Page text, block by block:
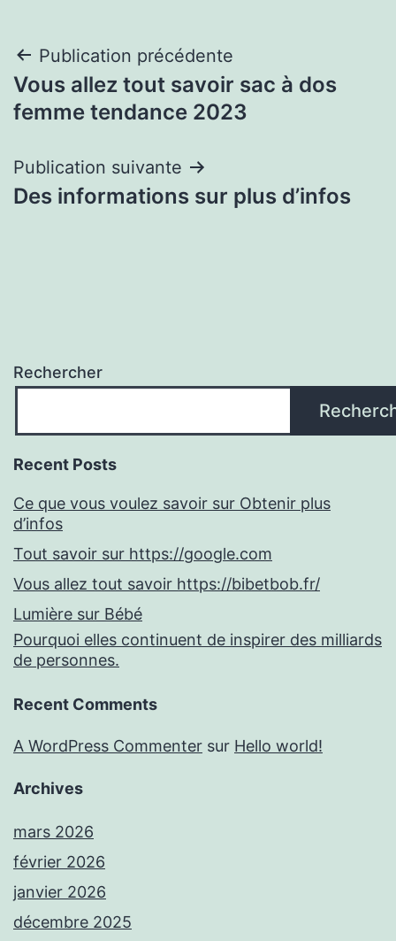
Navigation
de
Publication précédente
Vous allez tout savoir sac à dos
femme tendance 2023
Publication suivante
Des informations sur plus d’infos
Rechercher
Recent Posts
Ce que vous voulez savoir sur Obtenir plus
d’infos
Tout savoir sur https://google.com
Vous allez tout savoir https://bibetbob.fr/
Lumière sur Bébé
Pourquoi elles continuent de inspirer des milliards
de personnes.
Recent Comments
A WordPress Commenter sur Hello world!
Archives
mars 2026
février 2026
janvier 2026
décembre 2025